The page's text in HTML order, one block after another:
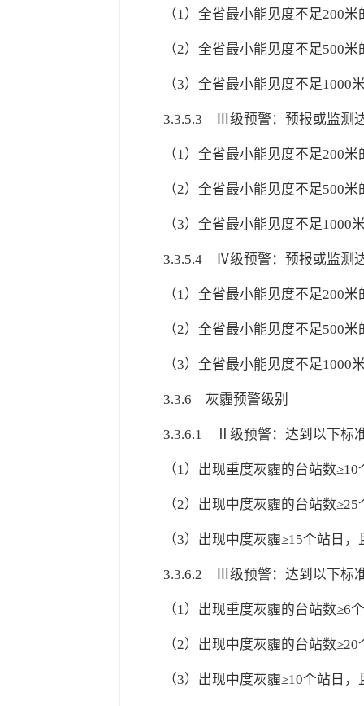
（1）全省最小能见度不足200
（2）全省最小能见度不足500
（3）全省最小能见度不足1000
3.3.5.3 Ⅲ级预警：预报或监测
（1）全省最小能见度不足200
（2）全省最小能见度不足500
（3）全省最小能见度不足1000
3.3.5.4 Ⅳ级预警：预报或监测
（1）全省最小能见度不足200
（2）全省最小能见度不足500
（3）全省最小能见度不足1000
3.3.6 灰霾预警级别
3.3.6.1 Ⅱ级预警：达到以下标
（1）出现重度灰霾的台站数≥10
（2）出现中度灰霾的台站数≥25
（3）出现中度灰霾≥15个站日
3.3.6.2 Ⅲ级预警：达到以下标
（1）出现重度灰霾的台站数≥6
（2）出现中度灰霾的台站数≥20
（3）出现中度灰霾≥10个站日